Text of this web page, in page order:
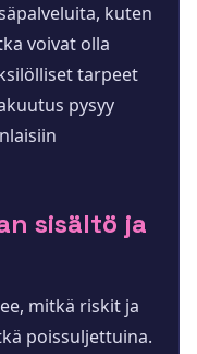
kuten
voivat olla
tarpeet
pysyy
sisältö ja
mitkä riskit ja
poissuljettuina.